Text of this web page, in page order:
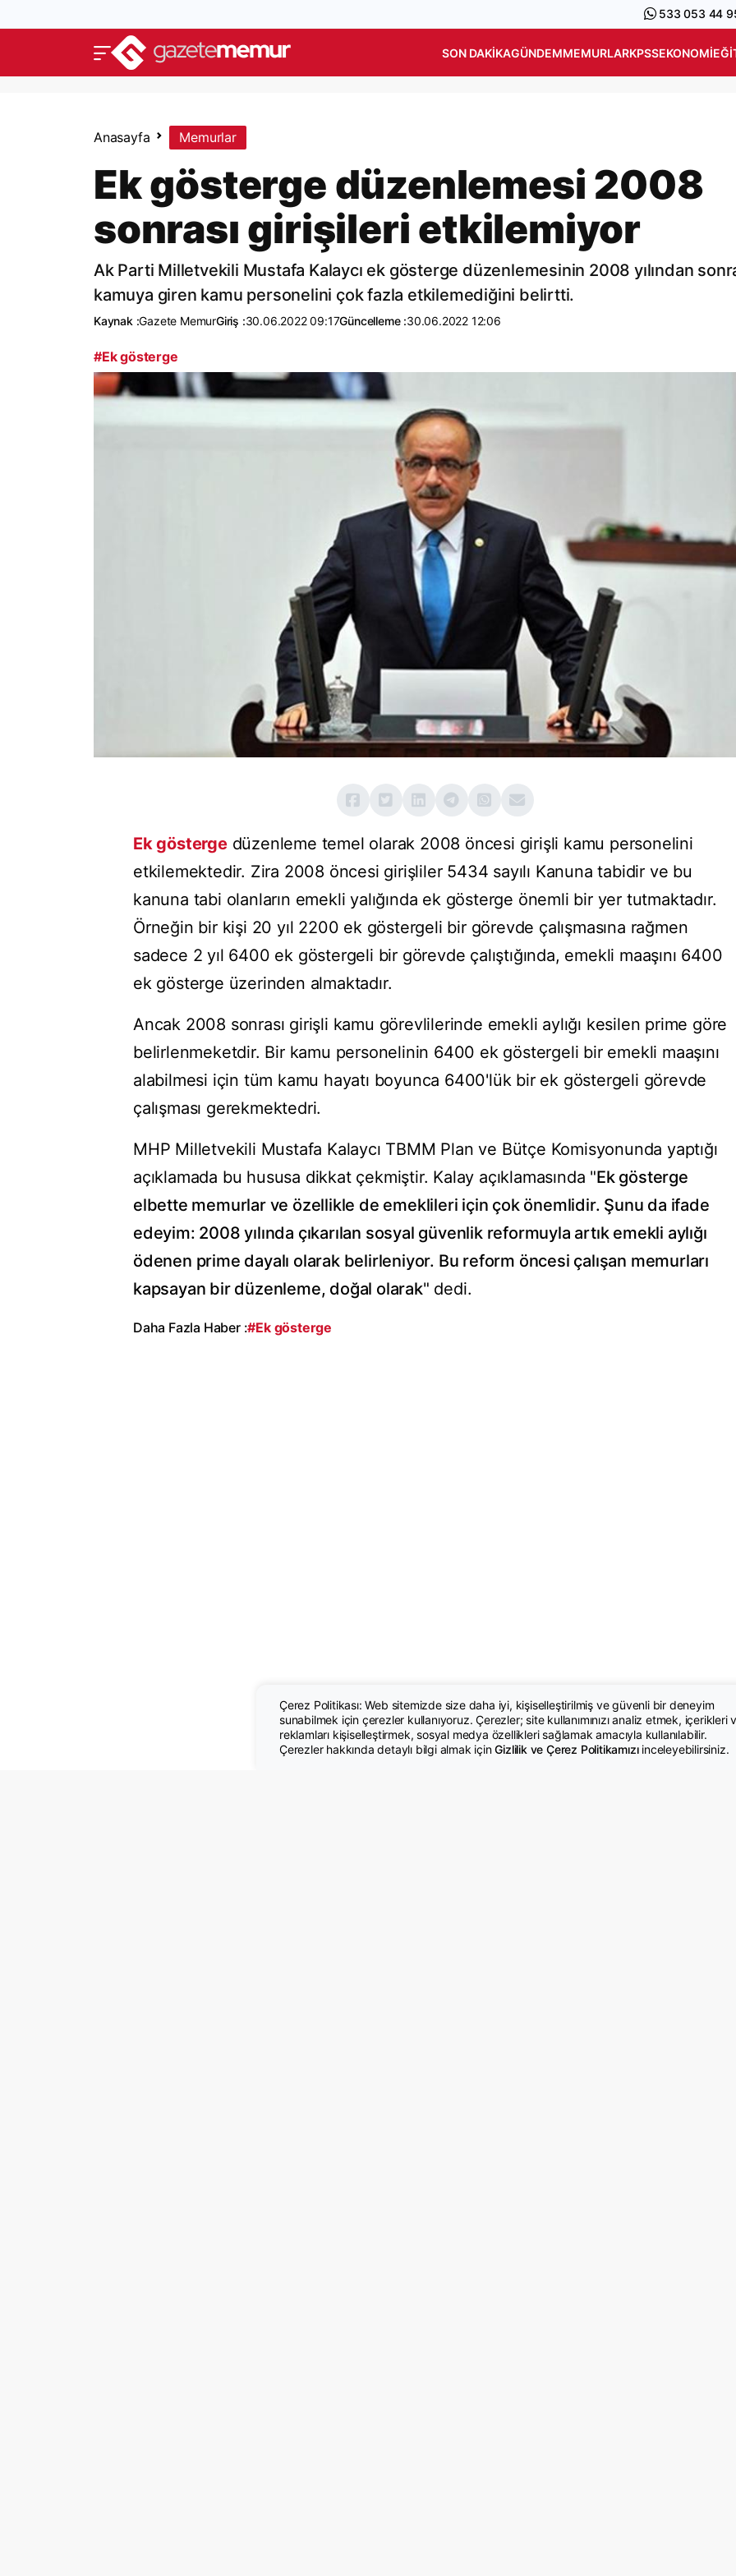
533 053 44
SON DAKIKAGÜNDEMMEMURLARKPSSEKONOMI
Anasayfa Memurlar
Ek gösterge düzenlemesi 2008
sonrası girişileri etkilemiyor
Ak Parti Milletvekili Mustafa Kalaycı ek gösterge düzenlemesinin 2008 yılından
kamuya giren kamu personelini çok fazla etkilemediğini belirtti.
Kaynak :Gazete MemurGiriş :30.06.2022 09:17Güncelleme :30.06.2022 12:06
#Ek gösterge
Ek göstergedüzenleme temel olarak 2008 öncesi girişli kamu personelini
etkilemektedir. Zira 2008 öncesi girişliler 5434 sayılı Kanuna tabidir ve bu
kanuna tabi olanların emekli yalığında ek gösterge önemli bir yer tutmaktadır.
Örneğin bir kişi 20 yıl 2200 ek göstergeli bir görevde çalışmasına rağmen
sadece 2 yıl 6400 ek göstergeli bir görevde çalıştığında, emekli maaşını 6400
ek gösterge üzerinden almaktadır.
Ancak 2008 sonrası girişli kamu görevlilerinde emekli aylığı kesilen prime göre
belirlenmeketdir. Bir kamu personelinin 6400 ek göstergeli bir emekli maaşını
alabilmesi için tüm kamu hayatı boyunca 6400'lük bir ek göstergeli görevde
çalışması gerekmektedri.
MHP Milletvekili Mustafa Kalaycı TBMM Plan ve Bütçe Komisyonunda yaptığı
açıklamada bu hususa dikkat çekmiştir. Kalay açıklamasında "Ek gösterge
elbette memurlar ve özellikle de emeklileri için çok önemlidir. Şunu da ifade
edeyim: 2008 yılında çıkarılan sosyal güvenlik reformuyla artık emekli aylığı
ödenen prime dayalı olarak belirleniyor. Bu reform öncesi çalışan memurları
kapsayan bir düzenleme, doğal olarak" dedi.
Daha Fazla Haber :#Ek gösterge
Çerez Politikası: Web sitemizde size daha iyi, kişiselleştirilmiş ve güvenli bir deneyim
sunabilmek için çerezler kullanıyoruz. Çerezler; site kullanımınızı analiz etmek, içerikleri
reklamları kişiselleştirmek, sosyal medya özellikleri sağlamak amacıyla kullanılabilir.
Çerezler hakkında detaylı bilgi almak içinGizlilik ve Çerez Politikamızıinceleyebilirsiniz.